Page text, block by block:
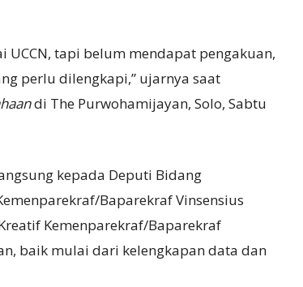
UCCN, tapi belum mendapat pengakuan,
perlu dilengkapi,” ujarnya saat
di The Purwohamijayan, Solo, Sabtu
kepada Deputi Bidang
Baparekraf Vinsensius
Kemenparekraf/Baparekraf
baik mulai dari kelengkapan data dan